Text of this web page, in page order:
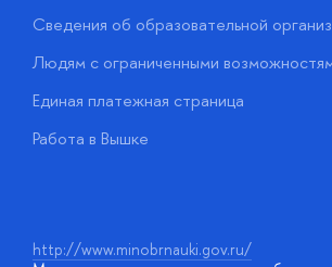
Сведения об образовательной
Людям с ограниченными
Единая платежная страница
Работа в Вышке
http://www.minobrnauki.gov.ru/